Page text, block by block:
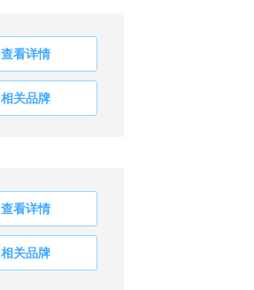
查看详情
相关品牌
查看详情
相关品牌